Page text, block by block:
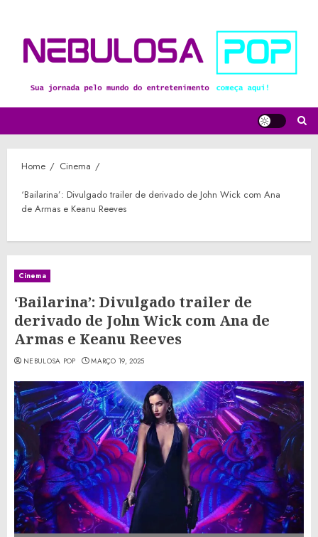
content
Home Cinema
‘Bailarina’: Divulgado trailer de derivado de John Wick com Ana
de Armas e Keanu Reeves
Cinema
‘Bailarina’: Divulgado trailer de
derivado de John Wick com Ana de
Armas e Keanu Reeves
NEBULOSA POP MARÇO 19, 2025